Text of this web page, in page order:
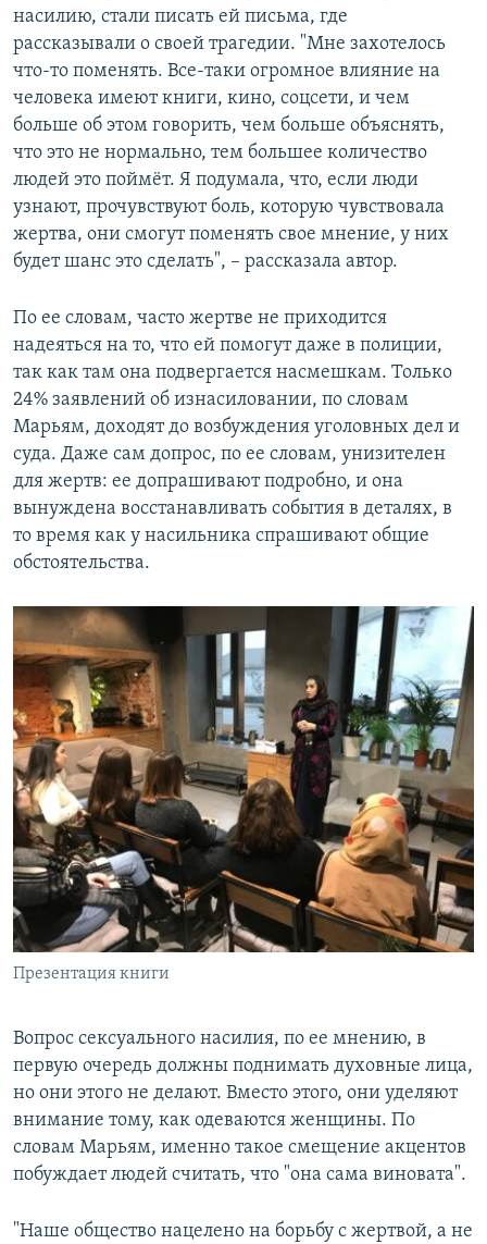
насилию, стали писать ей письма, где
рассказывали о своей трагедии. "Мне захотелось
что-то поменять. Все-таки огромное влияние на
человека имеют книги, кино, соцсети, и чем
больше об этом говорить, чем больше объяснять,
что это не нормально, тем большее количество
людей это поймёт. Я подумала, что, если люди
узнают, прочувствуют боль, которую чувствовала
жертва, они смогут поменять свое мнение, у них
будет шанс это сделать", – рассказала автор.
По ее словам, часто жертве не приходится
надеяться на то, что ей помогут даже в полиции,
так как там она подвергается насмешкам. Только
24% заявлений об изнасиловании, по словам
Марьям, доходят до возбуждения уголовных дел и
суда. Даже сам допрос, по ее словам, унизителен
для жертв: ее допрашивают подробно, и она
вынуждена восстанавливать события в деталях, в
то время как у насильника спрашивают общие
обстоятельства.
Презентация книги
Вопрос сексуального насилия, по ее мнению, в
первую очередь должны поднимать духовные лица,
но они этого не делают. Вместо этого, они уделяют
внимание тому, как одеваются женщины. По
словам Марьям, именно такое смещение акцентов
побуждает людей считать, что "она сама виновата".
"Наше общество нацелено на борьбу с жертвой, а не